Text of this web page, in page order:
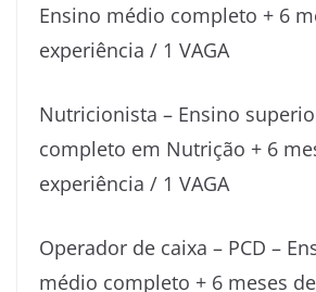
Ensino médio completo + 6
experiência / 1 VAGA
Nutricionista – Ensino
completo em Nutrição + 6
experiência / 1 VAGA
Operador de caixa – PCD –
médio completo + 6 meses de